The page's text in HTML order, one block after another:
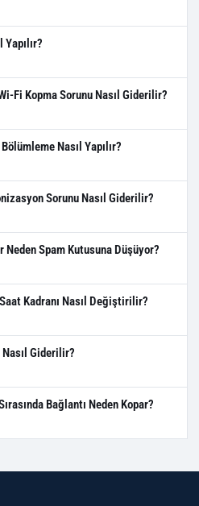
Fi Kopma Sorunu Nasıl Giderilir?
Nasıl Yapılır?
Sorunu Nasıl Giderilir?
Neden Spam Kutusuna Düşüyor?
Kadranı Nasıl Değiştirilir?
Giderilir?
Bağlantı Neden Kopar?